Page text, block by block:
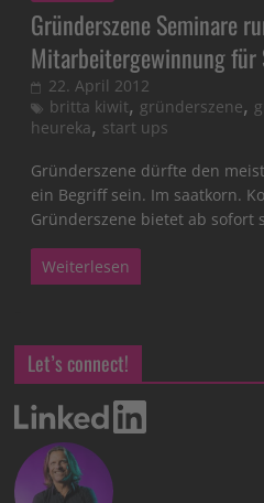
Gründerszene Seminare
Mitarbeitergewinnung für
22. April 2012
britta kiwit, gründerszene,
heureka, start ups
Gründerszene dürfte den
ein Begriff sein. Im saatkorn.
Gründerszene bietet ab sofort
Weiterlesen
Let’s connect!